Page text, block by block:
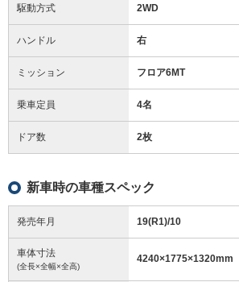
駆動方式 2WD
ハンドル 右
ミッション フロア6MT
乗車定員 4名
ドア数 2枚
新車時の車種スペック
発売年月 19(R1)/10
車体寸法
(全長×全幅×全高)
4240×1775×1320mm